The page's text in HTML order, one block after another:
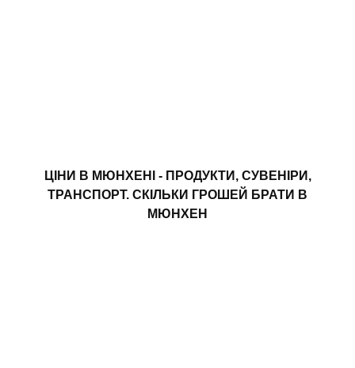
ЦІНИ В МЮНХЕНІ - ПРОДУКТИ, СУВЕНІРИ,
ТРАНСПОРТ. СКІЛЬКИ ГРОШЕЙ БРАТИ В
МЮНХЕН